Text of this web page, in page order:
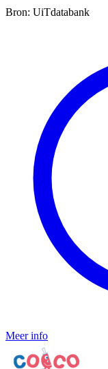
Bron: UiTdatabank
Meer info